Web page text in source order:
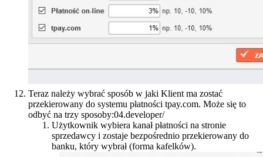
Teraz należy wybrać sposób w jaki Klient ma zostać
przekierowany do systemu płatności tpay.com. Może się to
odbyć na trzy sposoby:04.developer/
Użytkownik wybiera kanał płatności na stronie
sprzedawcy i zostaje bezpośrednio przekierowany do
banku, który wybrał (forma kafelków).